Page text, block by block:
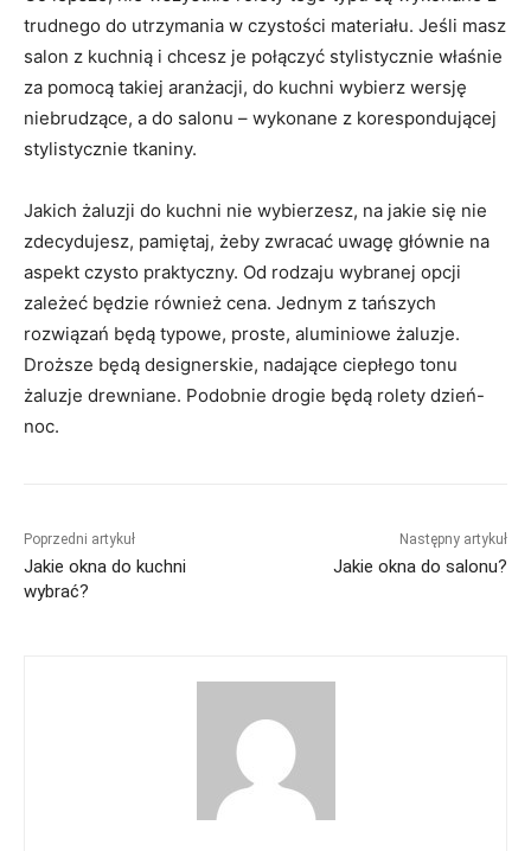
trudnego do utrzymania w czystości materiału. Jeśli masz
salon z kuchnią i chcesz je połączyć stylistycznie właśnie
za pomocą takiej aranżacji, do kuchni wybierz wersję
niebrudzące, a do salonu – wykonane z korespondującej
stylistycznie tkaniny.
Jakich żaluzji do kuchni nie wybierzesz, na jakie się nie
zdecydujesz, pamiętaj, żeby zwracać uwagę głównie na
aspekt czysto praktyczny. Od rodzaju wybranej opcji
zależeć będzie również cena. Jednym z tańszych
rozwiązań będą typowe, proste, aluminiowe żaluzje.
Droższe będą designerskie, nadające ciepłego tonu
żaluzje drewniane. Podobnie drogie będą rolety dzień-
noc.
Poprzedni artykuł
Jakie okna do kuchni
wybrać?
Następny artykuł
Jakie okna do salonu?